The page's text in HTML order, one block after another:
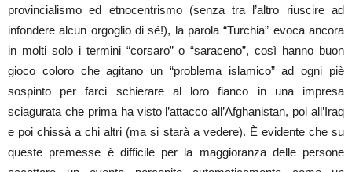
provincialismo ed etnocentrismo (senza tra l’altro riuscire ad
infondere alcun orgoglio di sé!), la parola “Turchia” evoca ancora
in molti solo i termini “corsaro” o “saraceno”, così hanno buon
gioco coloro che agitano un “problema islamico” ad ogni piè
sospinto per farci schierare al loro fianco in una impresa
sciagurata che prima ha visto l’attacco all’Afghanistan, poi all’Iraq
e poi chissà a chi altri (ma si starà a vedere). È evidente che su
queste premesse è difficile per la maggioranza delle persone